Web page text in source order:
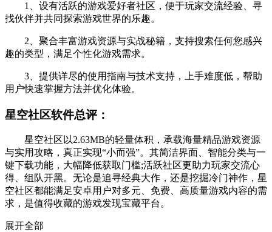
1、设有活跃的游戏爱好者社区，便于玩家交流经验、寻
找伙伴并共同探索游戏世界的乐趣。
2、聚合丰富游戏资源与实战秘籍，支持搜索任何您感兴
趣的类型，满足个性化游戏需求。
3、提供详尽的使用指南与技术支持，上手难度低，帮助
用户快速掌握方法并优化体验。
星空社区软件总评：
星空社区以2.63MB的轻量体积，承载海量精品游戏资源
与实用攻略，真正实现“小而强”。其简洁界面、智能分类与一
键下载功能，大幅降低获取门槛;活跃社区更助力玩家交流心
得、组队开黑。无论是追寻经典大作，还是挖掘冷门神作，星
空社区都能满足安卓用户对多元、免费、高质量游戏内容的需
求，是值得收藏的游戏发现宝藏平台。
展开全部